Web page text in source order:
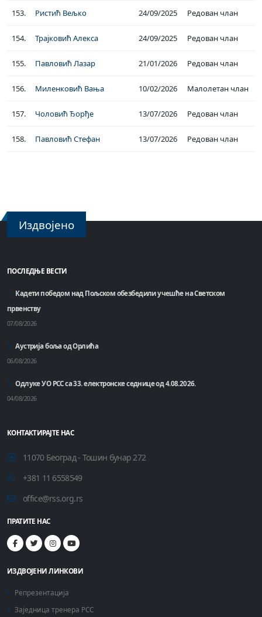
153. Ристић Вељко 24/09/2025 Редован члан
154. Трајковић Алекса 24/09/2025 Редован члан
155. Павловић Лазар 21/01/2026 Редован члан
156. Миленковић Вања 10/02/2026 Малолетан члан
157. Чоловић Ђорђе 13/07/2026 Редован члан
158. Павловић Стефан 13/07/2026 Редован члан
Издвојено
ПОСЛЕДЊЕ ВЕСТИ
Кадети победом над Пољском обезбедили учешће на Светском
првенству
07/08/2026
Аустрија боља од Орлића
06/08/2026
Одлуке УО РСС са 33. електронске седнице од 4.08.2026.
04/08/2026
КОНТАКТИРАЈТЕ НАС
11070 Београд - Тошин бунар 272
+381 11 6558549
office@rss.org.rs
ПРАТИТЕ НАС
ИЗДВОЈЕНИ ЛИНКОВИ
Репрезентација
Заједница тренера РСС